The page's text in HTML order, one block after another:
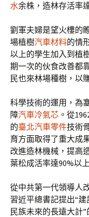
水余株，造林存活率
劉軍夫婦是望火樓的
場植樹汽車材料的情
以上的學生加入到植
期一次的伙食改善都
民也來林場種樹，以
科學技術的運用，為
障汽車冷氣芯 。從
的臺北汽車零件技術
育方面取得了重大成
改進造林機械，提高
葉松成活率達90%以
從中共第一代領導人
習近平總書記提出“
民族未來的長遠大計